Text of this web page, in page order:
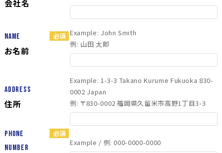
会社名
Name
お名前
Example: John Smith
例: 山田 太郎
Address
住所
Example: 1-3-3 Takano Kurume Fukuoka 830-
0002 Japan
例: 〒830-0002 福岡県久留米市高野1丁目3-3
Phone
Number
Example / 例: 000-0000-0000